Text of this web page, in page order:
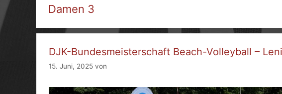
Damen 3
DJK-Bundesmeisterschaft Beach-Volleyball –
15. Juni, 2025 von